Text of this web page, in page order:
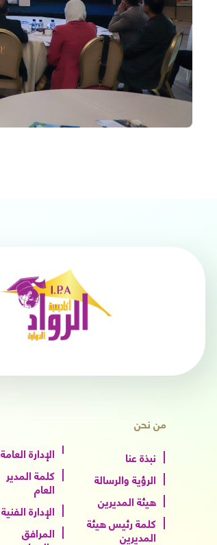
من نحن
نبذة عنا
الرؤية والرسالة
هيئة المديرين
كلمة رئيس هيئة
المديرين
الإدارة العامة
كلمة المدير
العام
الإدارة الفنية
المرافق